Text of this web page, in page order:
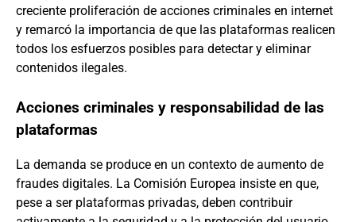
creciente proliferación de acciones criminales en internet
y remarcó la importancia de que las plataformas realicen
todos los esfuerzos posibles para detectar y eliminar
contenidos ilegales.
Acciones criminales y responsabilidad de las
plataformas
La demanda se produce en un contexto de aumento de
fraudes digitales. La Comisión Europea insiste en que,
pese a ser plataformas privadas, deben contribuir